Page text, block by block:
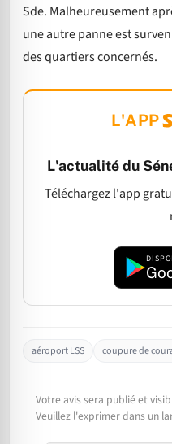
Sde. Malheureusement
une autre panne est
des quartiers concernés.
L'APP
L'actualité du
Téléchargez l'app
aéroport LSS coupure de
Votre avis sera publié et
Veuillez l'exprimer dans un